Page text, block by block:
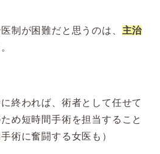
制が困難だと思うのは、 主治
終われば、術者として任せて
め短時間手術を担当すること
術に奮闘する女医も）